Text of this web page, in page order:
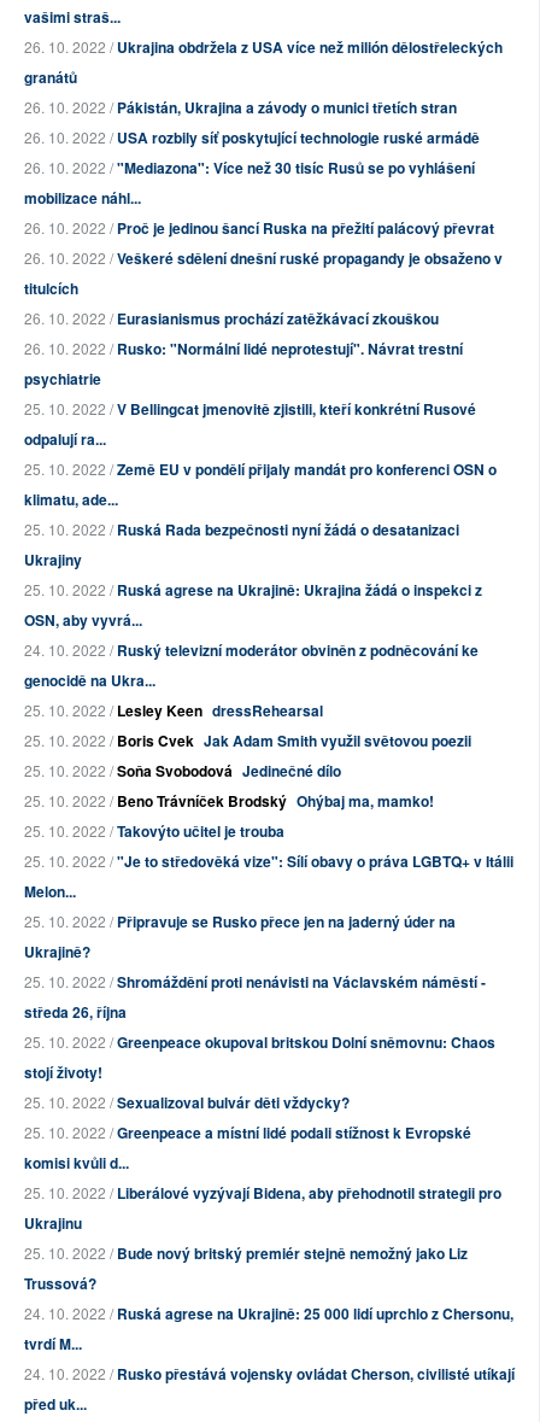
vašimi straš...
26. 10. 2022 /Ukrajina obdržela z USA více než milión dělostřeleckých
granátů
26. 10. 2022 /Pákistán, Ukrajina a závody o munici třetích stran
26. 10. 2022 /USA rozbily síť poskytující technologie ruské armádě
26. 10. 2022 /"Mediazona": Více než 30 tisíc Rusů se po vyhlášení
mobilizace náhl...
26. 10. 2022 /Proč je jedinou šancí Ruska na přežití palácový převrat
26. 10. 2022 /Veškeré sdělení dnešní ruské propagandy je obsaženo v
titulcích
26. 10. 2022 /Eurasianismus prochází zatěžkávací zkouškou
26. 10. 2022 /Rusko: "Normální lidé neprotestují". Návrat trestní
psychiatrie
25. 10. 2022 /V Bellingcat jmenovitě zjistili, kteří konkrétní Rusové
odpalují ra...
25. 10. 2022 /Země EU v pondělí přijaly mandát pro konferenci OSN o
klimatu, ade...
25. 10. 2022 /Ruská Rada bezpečnosti nyní žádá o desatanizaci
Ukrajiny
25. 10. 2022 /Ruská agrese na Ukrajině: Ukrajina žádá o inspekci z
OSN, aby vyvrá...
24. 10. 2022 /Ruský televizní moderátor obviněn z podněcování ke
genocidě na Ukra...
25. 10. 2022 /Lesley Keen dressRehearsal
25. 10. 2022 /Boris Cvek Jak Adam Smith využil světovou poezii
25. 10. 2022 /Soňa Svobodová Jedinečné dílo
25. 10. 2022 /Beno Trávníček Brodský Ohýbaj ma, mamko!
25. 10. 2022 /Takovýto učitel je trouba
25. 10. 2022 /"Je to středověká vize": Sílí obavy o práva LGBTQ+ v Itálii
Melon...
25. 10. 2022 /Připravuje se Rusko přece jen na jaderný úder na
Ukrajině?
25. 10. 2022 /Shromáždění proti nenávisti na Václavském náměstí -
středa 26, října
25. 10. 2022 /Greenpeace okupoval britskou Dolní sněmovnu: Chaos
stojí životy!
25. 10. 2022 /Sexualizoval bulvár děti vždycky?
25. 10. 2022 /Greenpeace a místní lidé podali stížnost k Evropské
komisi kvůli d...
25. 10. 2022 /Liberálové vyzývají Bidena, aby přehodnotil strategii pro
Ukrajinu
25. 10. 2022 /Bude nový britský premiér stejně nemožný jako Liz
Trussová?
24. 10. 2022 /Ruská agrese na Ukrajině: 25 000 lidí uprchlo z Chersonu,
tvrdí M...
24. 10. 2022 /Rusko přestává vojensky ovládat Cherson, civilisté utíkají
před uk...